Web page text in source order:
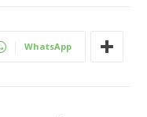
WhatsApp